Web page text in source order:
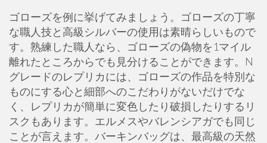
ゴローズを例に挙げてみましょう。ゴローズの丁寧
な職人技と高級シルバーの使用は素晴らしいもので
す。熟練した職人なら、ゴローズの偽物を1マイル
離れたところからでも見分けることができます。N
グレードのレプリカには、ゴローズの作品を特別な
ものにする心と細部へのこだわりがないだけでな
く、レプリカが簡単に変色したり破損したりするリ
スクもあります。エルメスやバレンシアガでも同じ
ことが言えます。バーキンバッグは、最高級の天然